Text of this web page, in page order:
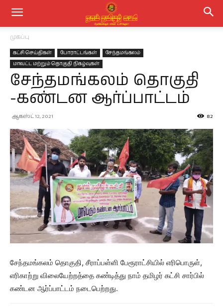
முகப்பு
கட்சி செய்திகள் போராட்டங்கள்
சேந்தமங்கலம்
மாவட்ட மற்றும் தொகுதி நிகழ்வுகள்
சேந்தமங்கலம் தொகுதி
-கண்டன ஆர்ப்பாட்டம்
ஆகஸ்ட் 12, 2021 82
சேந்தமங்கலம் தொகுதி, சீராப்பள்ளி பேரூராட்சியில் எரிபொருள்,
எரிகாற்று விலையேற்றத்தை கண்டித்து நாம் தமிழர் கட்சி சார்பில்
கண்டன ஆர்ப்பாட்டம் நடைபெற்றது.